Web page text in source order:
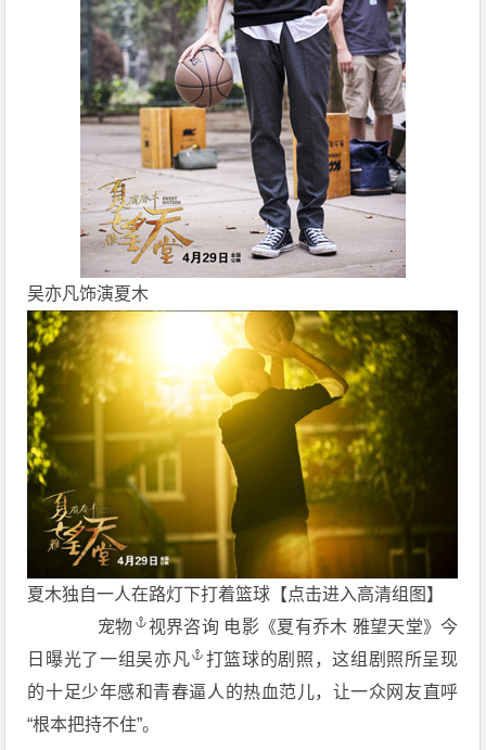
吴亦凡饰演夏木
夏木独自一人在路灯下打着篮球【点击进入高清组图】
宠物
视界咨询 电影《夏有乔木 雅望天堂》今
日曝光了一组 吴亦凡
打篮球的剧照，这组剧照所呈现
的十足少年感和青春逼人的热血范儿，让一众网友直呼
“根本把持不住”。